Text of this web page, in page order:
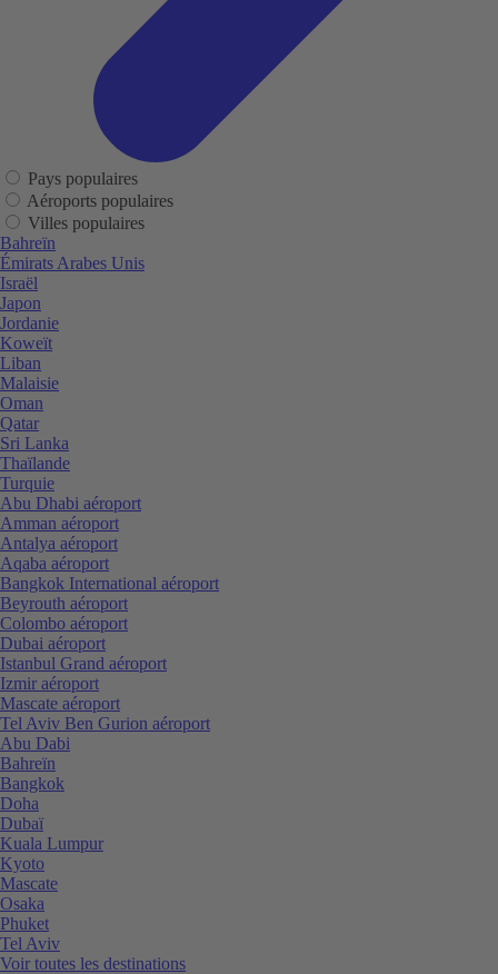
Pays populaires
Aéroports populaires
Villes populaires
Bahreïn
Émirats Arabes Unis
Israël
Japon
Jordanie
Koweït
Liban
Malaisie
Oman
Qatar
Sri Lanka
Thaïlande
Turquie
Abu Dhabi aéroport
Amman aéroport
Antalya aéroport
Aqaba aéroport
Bangkok International aéroport
Beyrouth aéroport
Colombo aéroport
Dubai aéroport
Istanbul Grand aéroport
Izmir aéroport
Mascate aéroport
Tel Aviv Ben Gurion aéroport
Abu Dabi
Bahreïn
Bangkok
Doha
Dubaï
Kuala Lumpur
Kyoto
Mascate
Osaka
Phuket
Tel Aviv
Voir toutes les destinations